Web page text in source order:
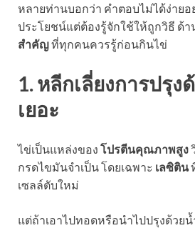
หลายท่านบอกว่า คำตอบไม่ได้ง่าย
ประโยชน์แต่ต้องรู้จักใช้ให้ถูกวิธี ด้
สำคัญที่ทุกคนควรรู้ก่อนกินไข่
1. หลีกเลี่ยงการปรุ
เยอะ
ไข่เป็นแหล่งของ โปรตีนคุณภาพสูง
กรดไขมันจำเป็น โดยเฉพาะ เลซิติน
เซลล์ตับใหม่
แต่ถ้าเอาไปทอดหรือนำไปปรุงด้วย